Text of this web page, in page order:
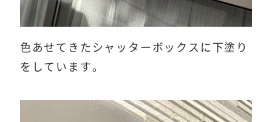
色あせてきたシャッターボックスに下塗り
をしています。